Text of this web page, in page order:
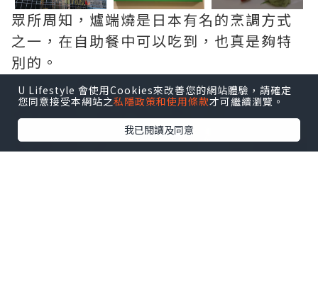
眾所周知，爐端燒是日本有名的烹調方式
之一，在自助餐中可以吃到，也真是夠特
別的。
U Lifestyle 會使用Cookies來改善您的網站體驗，請確定
您同意接受本網站之私隱政策和使用條款才可繼續瀏覽。
我已閱讀及同意